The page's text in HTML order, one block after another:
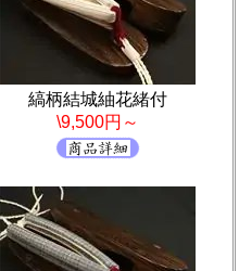
縞柄結城紬花緒付
\9,500円～